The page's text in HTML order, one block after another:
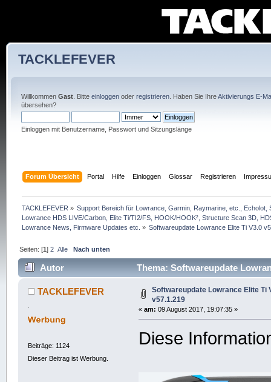
TACKLEFEVER
Willkommen Gast. Bitte einloggenoder registrieren. Haben Sie IhreAktivierungs E-
übersehen?
Einloggen mit Benutzername, Passwort und Sitzungslänge
Forum Übersicht Portal Hilfe Einloggen Glossar Registrieren
TACKLEFEVER » Support Bereich für Lowrance, Garmin, Raymarine, etc.,
Lowrance HDS LIVE/Carbon, Elite Ti/TI2/FS, HOOK/HOOK², Structure Scan 3D,
Lowrance News, Firmware Updates etc. » Softwareupdate Lowrance Elite Ti V3.0
Seiten: [1]2 Alle Nach unten
Autor Thema: Softwareupdate
TACKLEFEVER
Beiträge: 1124
Dieser Beitrag ist Werbung.
Softwareupdate Lowrance Elite Ti
v57.1.219
«am: 09 August 2017, 19:07:35 »
Diese